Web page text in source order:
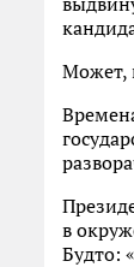
Может,
в
Будто: